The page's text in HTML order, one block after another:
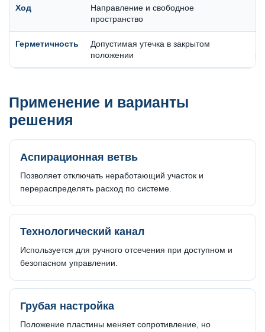
Ход
Направление и свободное
пространство
Герметичность
Допустимая утечка в закрытом
положении
Применение и варианты
решения
Аспирационная ветвь
Позволяет отключать неработающий участок и
перераспределять расход по системе.
Технологический канал
Используется для ручного отсечения при доступном и
безопасном управлении.
Грубая настройка
Положение пластины меняет сопротивление, но